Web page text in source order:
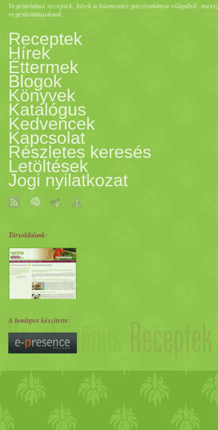
Vegetáriánus receptek, hírek a húsmentes gasztronómia világából;
vegetáriánusoknak.
Receptek
Hírek
Éttermek
Blogok
Könyvek
Katalógus
Kedvencek
Kapcsolat
Részletes keresés
Letöltések
Jogi nyilatkozat
Társoldalunk:
A honlapot készítette: